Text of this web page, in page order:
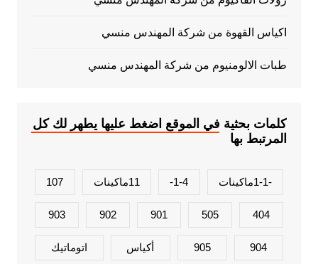
اكياس القهوة من شركة المهندس منسي
طبات الالومنيوم من شركة المهندس منسي
كلمات بحثية في الموقع اضغط عليها يطهر لك كل
المرتبط بها
-1-1ماكينات 1-4- 11ماكينات 107
404
505
901
902
903
904
905 أكياس اتوماتيك